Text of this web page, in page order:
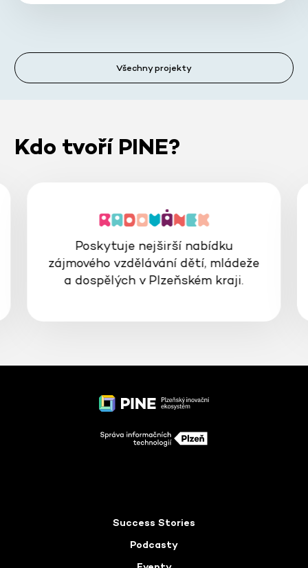
Všechny projekty
Kdo tvoří PINE?
Poskytuje nejširší nabídku
zájmového vzdělávání dětí, mládeže
a dospělých v Plzeňském kraji.
Success Stories
Podcasty